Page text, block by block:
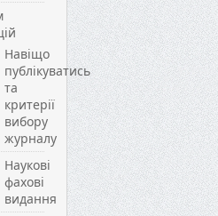
Навіщо
публікуватись
та
критерії
вибору
журналу
Наукові
фахові
видання